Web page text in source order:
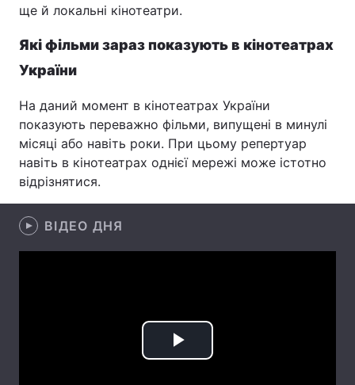
Техно і зв'язок
Зброя Інциденти
Цікавинки Погода
Екологія Регіони
Лонгріди
Відео з Youtube
ще й локальні кінотеатри.
Які фільми зараз показують в кінотеатрах
України
На даний момент в кінотеатрах України
показують переважно фільми, випущені в минулі
місяці або навіть роки. При цьому репертуар
навіть в кінотеатрах однієї мережі може істотно
відрізнятися.
ВІДЕО ДНЯ
Play